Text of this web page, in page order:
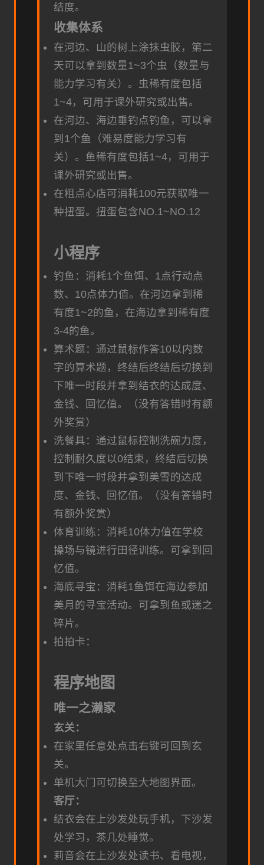
结度。
收集体系
在河边、山的树上涂抹虫胶，第二
天可以拿到数量1~3个虫（数量与
能力学习有关）。虫稀有度包括
1~4，可用于课外研究或出售。
在河边、海边垂钓点钓鱼，可以拿
到1个鱼（难易度能力学习有
关）。鱼稀有度包括1~4，可用于
课外研究或出售。
在粗点心店可消耗100元获取唯一
种扭蛋。扭蛋包含NO.1~NO.12
小程序
钓鱼：消耗1个鱼饵、1点行动点
数、10点体力值。在河边拿到稀
有度1~2的鱼，在海边拿到稀有度
3-4的鱼。
算术题：通过鼠标作答10以内数
字的算术题，终结后终结后切换到
下唯一时段并拿到结衣的达成度、
金钱、回忆值。（没有答错时有额
外奖赏）
洗餐具：通过鼠标控制洗碗力度，
控制耐久度以0结束，终结后切换
到下唯一时段并拿到美雪的达成
度、金钱、回忆值。（没有答错时
有额外奖赏）
体育训练：消耗10体力值在学校
操场与镜进行田径训练。可拿到回
忆值。
海底寻宝：消耗1鱼饵在海边参加
美月的寻宝活动。可拿到鱼或迷之
碎片。
拍拍卡：
程序地图
唯一之濑家
玄关：
在家里任意处点击右键可回到玄
关。
单机大门可切换至大地图界面。
客厅：
结衣会在上沙发处玩手机，下沙发
处学习，茶几处睡觉。
莉音会在上沙发处读书、看电视，